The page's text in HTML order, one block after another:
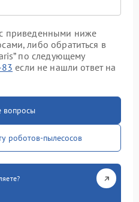
приведенными ниже
либо обратиться в
по следующему
если не нашли ответ на
роботов-пылесосов